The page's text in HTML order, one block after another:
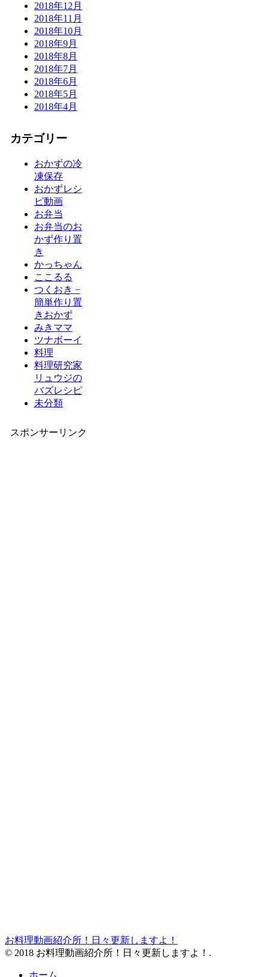
2018年12月
2018年11月
2018年10月
2018年9月
2018年8月
2018年7月
2018年6月
2018年5月
2018年4月
カテゴリー
おかずの冷
凍保存
おかずレシ
ピ動画
お弁当
お弁当のお
かず作り置
き
かっちゃん
ここるる
つくおき −
簡単作り置
きおかず
みきママ
ツナボーイ
料理
料理研究家
リュウジの
バズレシピ
未分類
スポンサーリンク
お料理動画紹介所！日々更新しますよ！
© 2018 お料理動画紹介所！日々更新しますよ！.